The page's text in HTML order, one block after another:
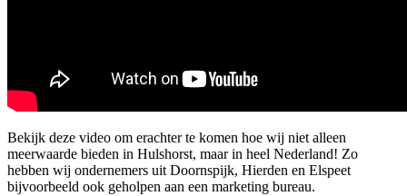
Bekijk deze video om erachter te komen hoe wij niet alleen
meerwaarde bieden in Hulshorst, maar in heel Nederland! Zo
hebben wij ondernemers uit Doornspijk, Hierden en Elspeet
bijvoorbeeld ook geholpen aan een marketing bureau.